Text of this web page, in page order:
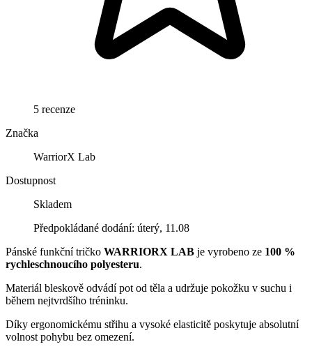
5 recenze
Značka
WarriorX Lab
Dostupnost
Skladem
Předpokládané dodání: úterý, 11.08
Pánské funkční tričko WARRIORX LAB je vyrobeno ze 100 %
rychleschnoucího polyesteru.
Materiál bleskově odvádí pot od těla a udržuje pokožku v suchu i
během nejtvrdšího tréninku.
Díky ergonomickému střihu a vysoké elasticitě poskytuje absolutní
volnost pohybu bez omezení.